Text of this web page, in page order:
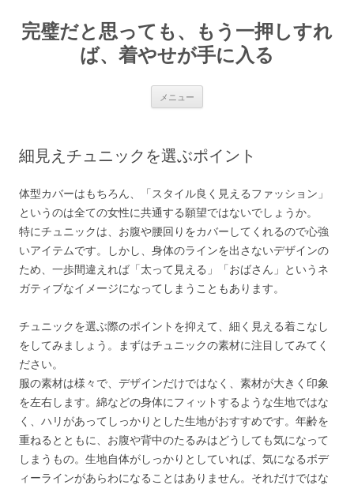
完璧だと思っても、もう一押しすれ
ば、着やせが手に入る
メニュー
へ
ス
プ
細見えチュニックを選ぶポイント
体型カバーはもちろん、「スタイル良く見えるファッション」
というのは全ての女性に共通する願望ではないでしょうか。
特にチュニックは、お腹や腰回りをカバーしてくれるので心強
いアイテムです。しかし、身体のラインを出さないデザインの
ため、一歩間違えれば「太って見える」「おばさん」というネ
ガティブなイメージになってしまうこともあります。
チュニックを選ぶ際のポイントを抑えて、細く見える着こなし
をしてみましょう。まずはチュニックの素材に注目してみてく
ださい。
服の素材は様々で、デザインだけではなく、素材が大きく印象
を左右します。綿などの身体にフィットするような生地ではな
く、ハリがあってしっかりとした生地がおすすめです。年齢を
重ねるとともに、お腹や背中のたるみはどうしても気になって
しまうもの。生地自体がしっかりとしていれば、気になるボデ
ィーラインがあらわになることはありません。それだけではな